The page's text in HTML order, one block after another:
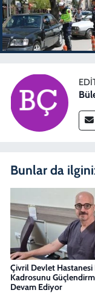
Bunlar da
Çivril Devlet Hastanesi
Kadrosunu
Devam Ediyor